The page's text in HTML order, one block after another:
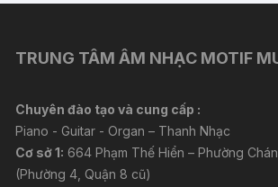
TRUNG TÂM ÂM NHẠC MOTIF
Chuyên đào tạo và cung cấp :
Piano - Guitar - Organ – Thanh Nhạc
Cơ sở 1: 664 Phạm Thế Hiển – Phường
(Phường 4, Quận 8 cũ)